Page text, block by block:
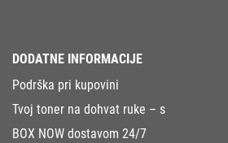
DODATNE INFORMACIJE
Podrška pri kupovini
Tvoj toner na dohvat ruke – s
BOX NOW dostavom 24/7